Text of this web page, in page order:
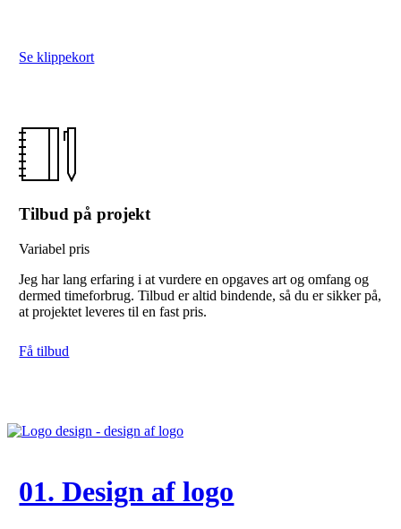
Se klippekort
Tilbud på projekt
Variabel pris
Jeg har lang erfaring i at vurdere en opgaves art og omfang og
dermed timeforbrug. Tilbud er altid bindende, så du er sikker på,
at projektet leveres til en fast pris.
Få tilbud
01. Design af logo